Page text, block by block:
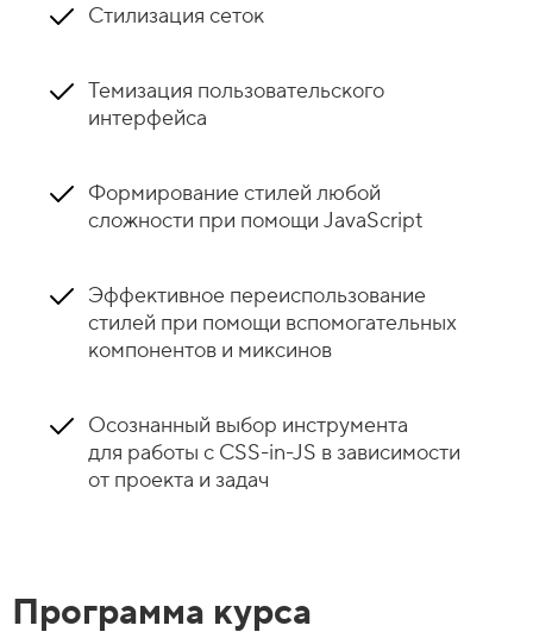
Стилизация сеток
Темизация пользовательского
интерфейса
Формирование стилей любой
сложности при помощи JavaScript
Эффективное переиспользование
стилей при помощи вспомогательных
компонентов и миксинов
Осознанный выбор инструмента
для работы с CSS-in-JS в зависимости
от проекта и задач
Программа курса